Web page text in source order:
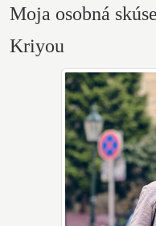
Moja osobná
Kriyou